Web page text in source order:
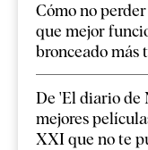
Cómo no
que mejor
bronceado más
De 'El diario de
mejores
XXI que no te